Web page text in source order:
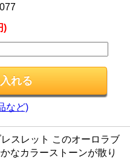
)
など)
スレット このオーロラブ
なカラーストーンが散り